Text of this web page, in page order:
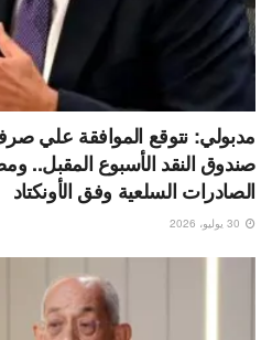
صندوق النقد الأسبوع المقبل..
الصادرات السلعية وفق الأونكتاد